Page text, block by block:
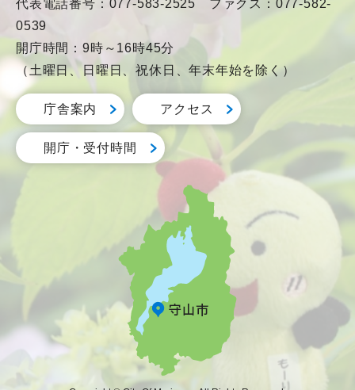
代表電話番号：077-583-2525 ファクス：077-582-
0539
開庁時間：9時～16時45分
（土曜日、日曜日、祝休日、年末年始を除く）
庁舎案内 アクセス
開庁・受付時間